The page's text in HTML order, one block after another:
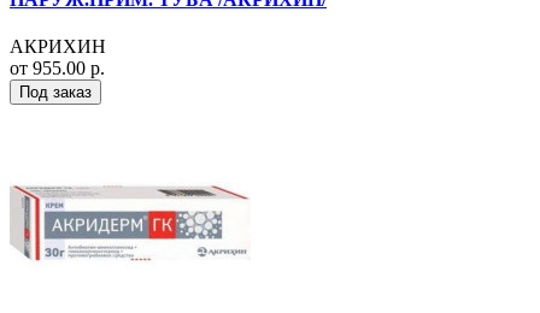
АКРИХИН
от 955.00 р.
Под заказ